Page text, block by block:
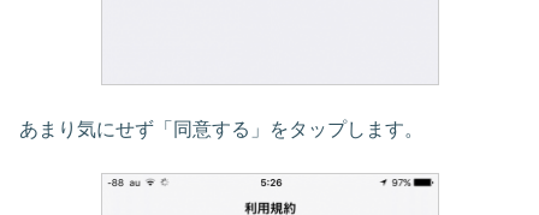
あまり気にせず「同意する」をタップします。